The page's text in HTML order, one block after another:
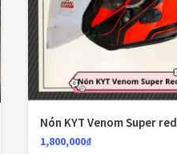
(47)
(3)
(80)
Nón KYT Venom Super red
1,800,000₫